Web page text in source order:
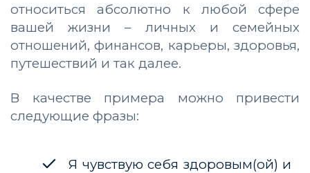
относиться абсолютно к любой сфере
вашей жизни – личных и семейных
отношений, финансов, карьеры, здоровья,
путешествий и так далее.
В качестве примера можно привести
следующие фразы:
Я чувствую себя здоровым(ой) и